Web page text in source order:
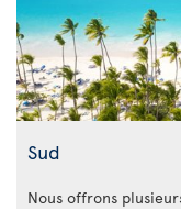
Sud
Nous offrons